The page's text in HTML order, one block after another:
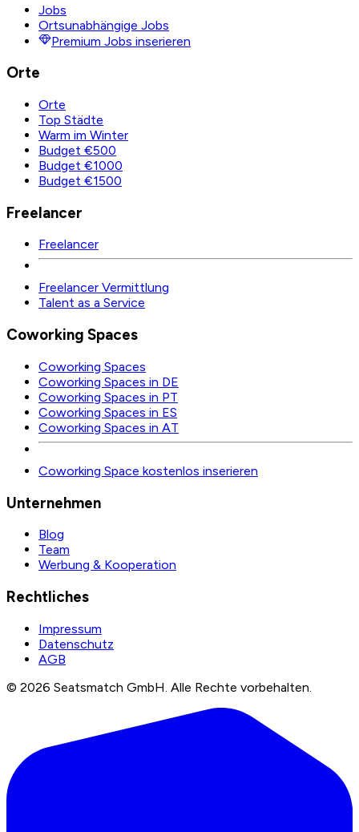
Jobs
Ortsunabhängige Jobs
Premium Jobs inserieren
Orte
Orte
Top Städte
Warm im Winter
Budget €500
Budget €1000
Budget €1500
Freelancer
Freelancer
Freelancer Vermittlung
Talent as a Service
Coworking Spaces
Coworking Spaces
Coworking Spaces in DE
Coworking Spaces in PT
Coworking Spaces in ES
Coworking Spaces in AT
Coworking Space kostenlos inserieren
Unternehmen
Blog
Team
Werbung & Kooperation
Rechtliches
Impressum
Datenschutz
AGB
© 2026 Seatsmatch GmbH. Alle Rechte vorbehalten.